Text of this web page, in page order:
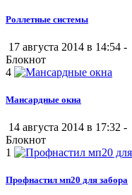
Роллетные системы
17 августа 2014 в 14:54 -
Блокнот
4
Мансардные окна
14 августа 2014 в 17:32 -
Блокнот
1
Профнастил мп20 для забора